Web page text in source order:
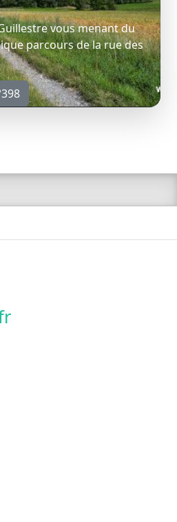
vous menant du
parcours de la rue des